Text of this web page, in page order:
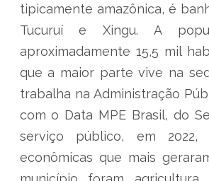
tipicamente amazônica, é
Tucuruí e Xingu. A
aproximadamente 15,5 mil
que a maior parte vive na
trabalha na Administração
com o Data MPE Brasil, do
serviço público, em 2022,
econômicas que mais